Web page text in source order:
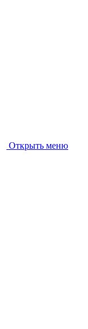
Открыть меню